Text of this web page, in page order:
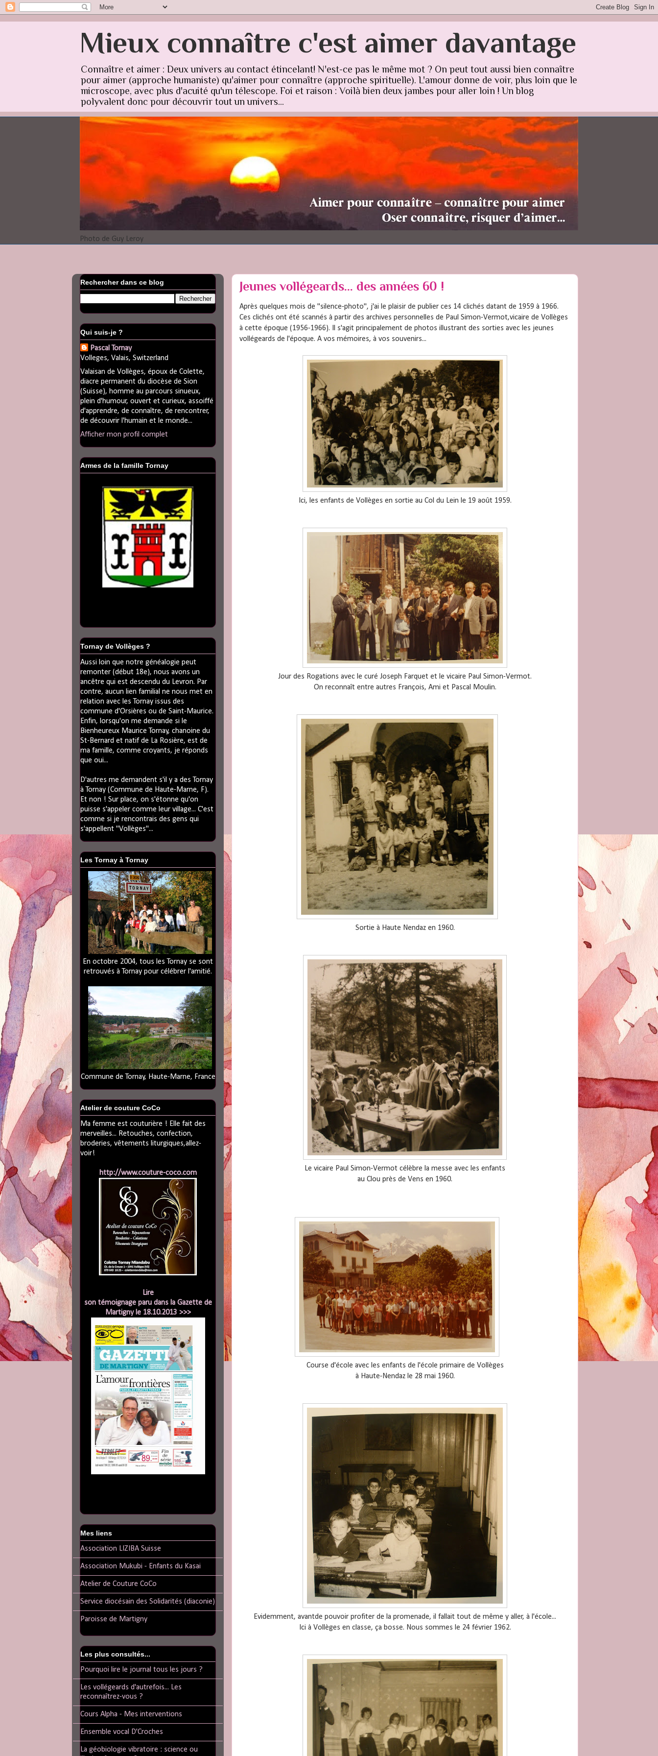
Mieux connaître c'est aimer davantage
Connaître et aimer : Deux univers au contact étincelant! N'est-ce pas le même mot ? On peut tout aussi bien connaître
pour aimer (approche humaniste) qu'aimer pour connaître (approche spirituelle). L'amour donne de voir, plus loin que le
microscope, avec plus d'acuité qu'un télescope. Foi et raison : Voilà bien deux jambes pour aller loin ! Un blog
polyvalent donc pour découvrir tout un univers...
Photo de Guy Leroy
Jeunes vollégeards... des années 60 !
Après quelques mois de "silence-photo", j'ai le plaisir de publier ces 14 clichés datant de 1959 à 1966.
Ces clichés ont été scannés à partir des archives personnelles de Paul Simon-Vermot,vicaire de Vollèges
à cette époque (1956-1966). Il s'agit principalement de photos illustrant des sorties avec les jeunes
vollégeards de l'époque. A vos mémoires, à vos souvenirs...
Ici, les enfants de Vollèges en sortie au Col du Lein le 19 août 1959.
Jour des Rogations avec le curé Joseph Farquet et le vicaire Paul Simon-Vermot.
On reconnaît entre autres François, Ami et Pascal Moulin.
Sortie à Haute Nendaz en 1960.
Le vicaire Paul Simon-Vermot célèbre la messe avec les enfants
au Clou près de Vens en 1960.
Course d'école avec les enfants de l'école primaire de Vollèges
à Haute-Nendaz le 28 mai 1960.
Evidemment, avantde pouvoir profiter de la promenade, il fallait tout de même y aller, à l'école...
Ici à Vollèges en classe, ça bosse. Nous sommes le 24 février 1962.
Rechercher dans ce blog
Qui suis-je ?
Pascal Tornay
Volleges, Valais, Switzerland
Valaisan de Vollèges, époux de Colette,
diacre permanent du diocèse de Sion
(Suisse), homme au parcours sinueux,
plein d'humour, ouvert et curieux, assoiffé
d'apprendre, de connaître, de rencontrer,
de découvrir l'humain et le monde...
Afficher mon profil complet
Armes de la famille Tornay
Tornay de Vollèges ?
Aussi loin que notre généalogie peut
remonter (début 18e), nous avons un
ancêtre qui est descendu du Levron. Par
contre, aucun lien familial ne nous met en
relation avec les Tornay issus des
commune d'Orsières ou de Saint-Maurice.
Enfin, lorsqu'on me demande si le
Bienheureux Maurice Tornay, chanoine du
St-Bernard et natif de La Rosière, est de
ma famille, comme croyants, je réponds
que oui...
D'autres me demandent s'il y a des Tornay
à Tornay (Commune de Haute-Marne, F).
Et non ! Sur place, on s'étonne qu'on
puisse s'appeler comme leur village... C'est
comme si je rencontrais des gens qui
s'appellent "Vollèges"...
Les Tornay à Tornay
En octobre 2004, tous les Tornay se sont
retrouvés à Tornay pour célébrer l'amitié.
Commune de Tornay, Haute-Marne, France
Atelier de couture CoCo
Ma femme est couturière ! Elle fait des
merveilles... Retouches, confection,
broderies, vêtements liturgiques,allez-
voir!
http://www.couture-coco.com
Lire
son témoignage paru dans la Gazette de
Martigny le 18.10.2013 >>>
Mes liens
Association LIZIBA Suisse
Association Mukubi - Enfants du Kasai
Atelier de Couture CoCo
Service diocésain des Solidarités (diaconie)
Paroisse de Martigny
Les plus consultés...
Pourquoi lire le journal tous les jours ?
Les vollégeards d'autrefois... Les
reconnaîtrez-vous ?
Cours Alpha - Mes interventions
Ensemble vocal D'Croches
La géobiologie vibratoire : science ou